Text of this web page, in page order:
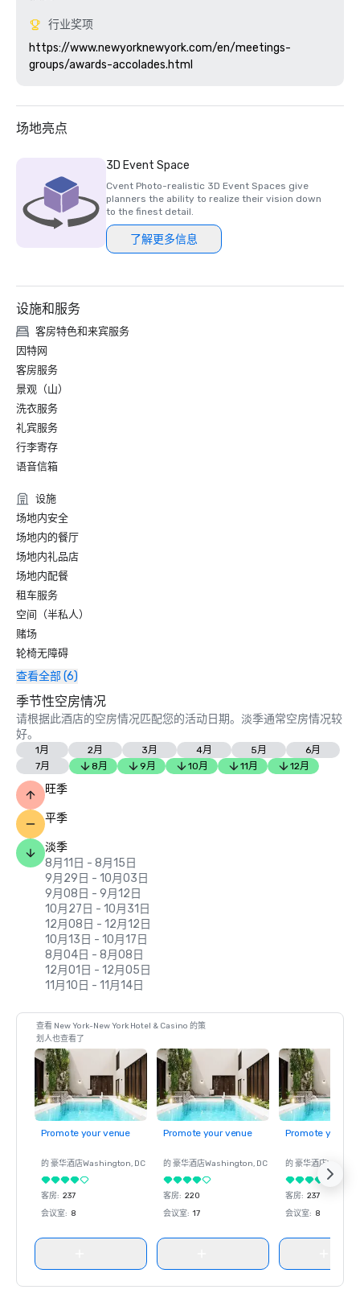
行业奖项
https://www.newyorknewyork.com/en/meetings-
场地亮点
3D Event Space
Cvent Photo-realistic 3D Event Spaces give
planners the ability to realize their vision down
to the finest detail.
了解更多信息
设施和服务
客房特色和来宾服务
因特网
客房服务
景观（山）
洗衣服务
礼宾服务
行李寄存
语音信箱
设施
场地内安全
场地内的餐厅
场地内礼品店
场地内配餐
租车服务
空间（半私人）
赌场
轮椅无障碍
查看全部 (6)
季节性空房情况
请根据此酒店的空房情况匹配您的活动日期。淡季通常空房情况较
好。
1月 2月 3月 4月 5月
6月
7月
8月 9月 10月 11月 12月
旺季
平季
淡季
8月11日 - 8月15日
9月29日 - 10月03日
9月08日 - 9月12日
10月27日 - 10月31日
12月08日 - 12月12日
10月13日 - 10月17日
8月04日 - 8月08日
12月01日 - 12月05日
11月10日 - 11月14日
查看 New York-New York Hotel & Casino 的策
划人也查看了
Promote your venue
的 豪华酒店Washington, DC
客房: 237
会议室: 8
Promote your venue
的 豪华酒店Washington, DC
客房: 220
会议室: 17
Promote your
的 豪华酒店
客房: 237
会议室: 8